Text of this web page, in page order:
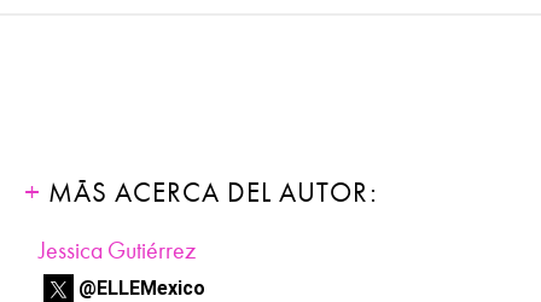
MÁS ACERCA DEL AUTOR:
Jessica Gutiérrez
@ELLEMexico